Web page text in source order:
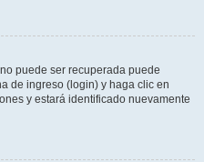
puede ser recuperada puede
de ingreso (login) y haga clic en
y estará identificado nuevamente